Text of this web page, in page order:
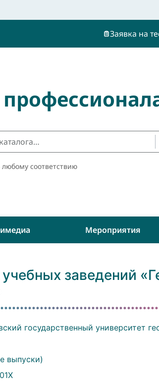
Заявка на
любому соответствию
Мероприятия
заведений
государственный университет
выпуски)